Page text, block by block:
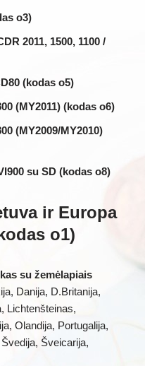
o3)
2011, 1500, 1100 /
(kodas o5)
(MY2011) (kodas o6)
(MY2009/MY2010)
su SD (kodas o8)
ir Europa
o1)
su žemėlapiais
Danija, D.Britanija,
Lichtenšteinas,
Olandija, Portugalija,
Šveicarija,